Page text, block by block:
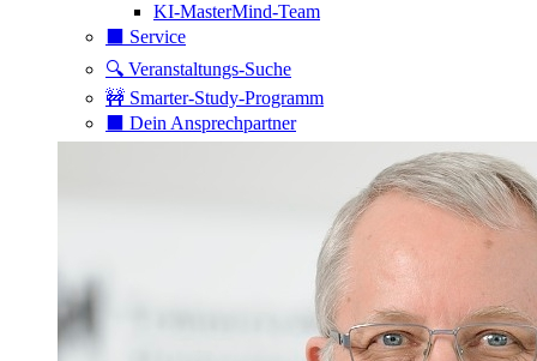
KI-MasterMind-Team
⬛️ Service
🔍 Veranstaltungs-Suche
🚧 Smarter-Study-Programm
⬛️ Dein Ansprechpartner